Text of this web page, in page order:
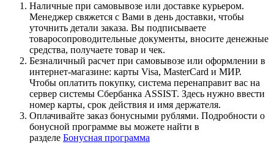
Наличные при самовывозе или доставке курьером.
Менеджер свяжется с Вами в день доставки, чтобы
уточнить детали заказа. Вы подписываете
товаросопроводительные документы, вносите денежные
средства, получаете товар и чек.
Безналичный расчет при самовывозе или оформлении в
интернет-магазине: карты Visa, MasterCard и МИР.
Чтобы оплатить покупку, система перенаправит вас на
сервер системы Сбербанка ASSIST. Здесь нужно ввести
номер карты, срок действия и имя держателя.
Оплачивайте заказ бонусными рублями. Подробности о
бонусной программе вы можете найти в
разделе Бонусная программа